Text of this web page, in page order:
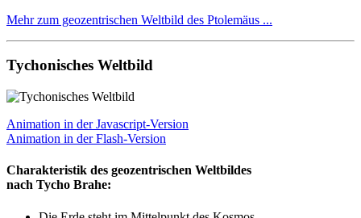
Mehr zum geozentrischen Weltbild des Ptolemäus ...
Tychonisches Weltbild
Animation in der Javascript-Version
Animation in der Flash-Version
Charakteristik des geozentrischen Weltbildes
nach Tycho Brahe: